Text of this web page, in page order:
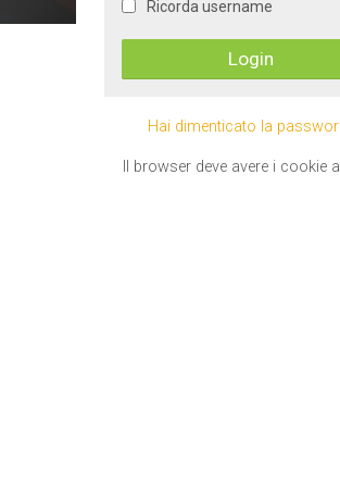
Ricorda username
Hai dimenticato la
Il browser deve avere i cookie